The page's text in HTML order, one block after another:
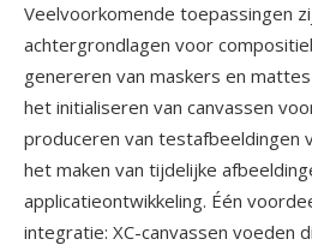
Veelvoorkomende toepassingen
achtergrondlagen voor
genereren van maskers en
het initialiseren van canvassen
produceren van testafbeeldingen
het maken van tijdelijke
applicatieontwikkeling. Één
integratie: XC-canvassen voeden